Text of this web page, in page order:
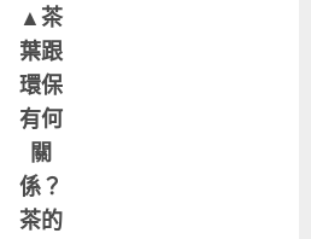
▲茶
葉跟
環保
有何
關
係？
茶的